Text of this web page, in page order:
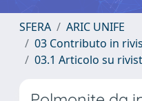
SFERA
ARIC UNIFE
03 Contributo in
03.1 Articolo su